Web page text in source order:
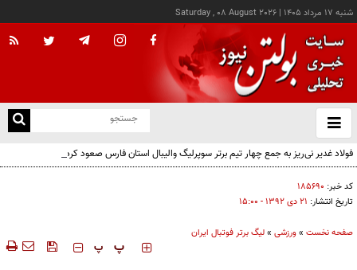
شنبه ۱۷ مرداد ۱۴۰۵ |
Saturday , 08 August 2026
باز
و
فولاد غدیر نی‌ریز به جمع چهار تیم برتر سوپرلیگ والیبال استان فارس صعود کرد
کد خبر: ۱۸۵۶۹۰
تاریخ انتشار: ۲۱ دی ۱۳۹۲ - ۱۵:۰۰
صفحه نخست »ورزشی »لیگ برتر فوتبال ایران
‍‍‍ پ پ